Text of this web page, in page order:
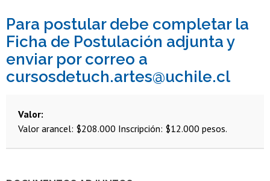
Para postular debe completar la
Ficha de Postulación adjunta y
enviar por correo a
cursosdetuch.artes@uchile.cl
Valor
Valor arancel: $208.000 Inscripción: $12.000 pesos.